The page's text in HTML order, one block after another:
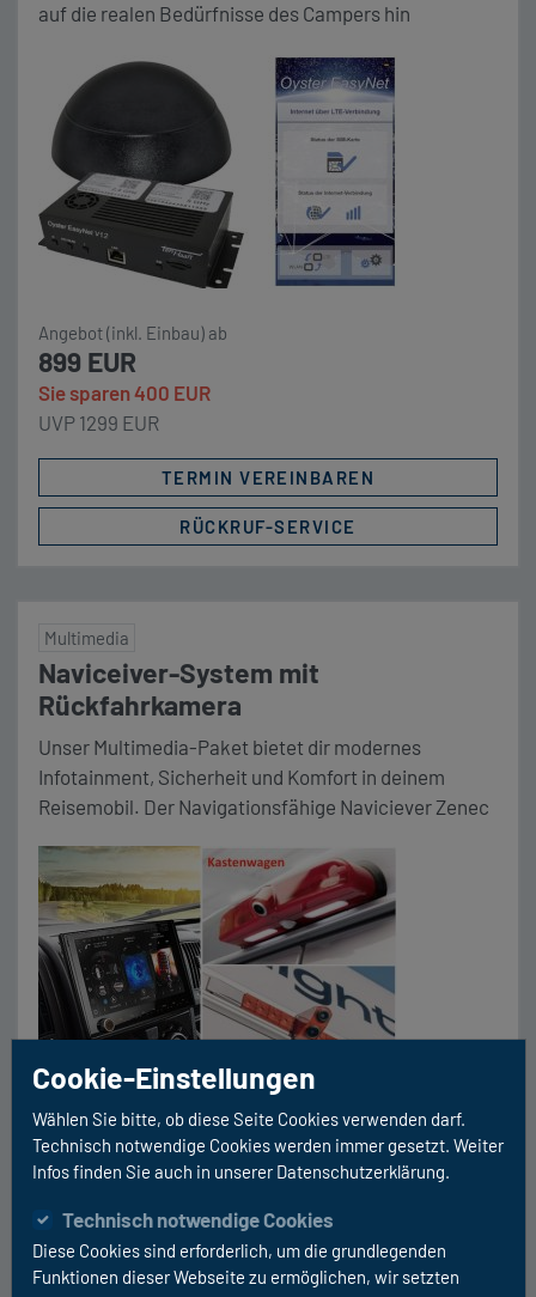
auf die realen Bedürfnisse des Campers hin
Systems besteht darin, dass alle im Fahrzeug
befindlichen Geräte eine gemeinsame Internet-
Verbindung benutzen können. Dies geschieht, indem
innerhalb des Fahrzeugs […]
Angebot (inkl. Einbau) ab
899 EUR
Sie sparen 400 EUR
UVP 1299 EUR
TERMIN VEREINBAREN
RÜCKRUF-SERVICE
Multimedia
Naviceiver-System mit
Rückfahrkamera
Unser Multimedia-Paket bietet dir modernes
Infotainment, Sicherheit und Komfort in deinem
Reisemobil. Der Navigationsfähige Naviciever Zenec
Rückfahrkamera (Kastenwagen oder Reisemobil)
bietet Ihnen optionale Navigation (Navikarte
erforderlich) oder verbindet sich Kabellos mit Ihrem
Apple CarPlay. Die angezeigte Rückfahrkamera, die
beim einlegen des Rückwärtsgang automatisch
aktiviert wird, bietet Übersicht bei […]
Angebot (inkl. Einbau) ab
1.990 EUR
Sie sparen 500 EUR
UVP 2490 EUR
TERMIN VEREINBAREN
Cookie-Einstellungen
Wählen Sie bitte, ob diese Seite Cookies verwenden darf.
Technisch notwendige Cookies werden immer gesetzt. Weiter
Infos finden Sie auch in unserer Datenschutzerklärung.
Technisch notwendige Cookies
Diese Cookies sind erforderlich, um die grundlegenden
Funktionen dieser Webseite zu ermöglichen, wir setzten